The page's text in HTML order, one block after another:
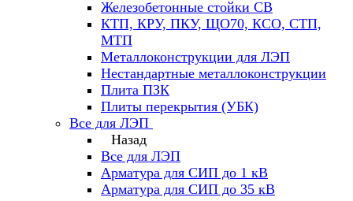
Железобетонные стойки СВ
КТП, КРУ, ПКУ, ЩО70, КСО, СТП,
МТП
Металлоконструкции для ЛЭП
Нестандартные металлоконструкции
Плита ПЗК
Плиты перекрытия (УБК)
Все для ЛЭП
Назад
Все для ЛЭП
Арматура для СИП до 1 кВ
Арматура для СИП до 35 кВ